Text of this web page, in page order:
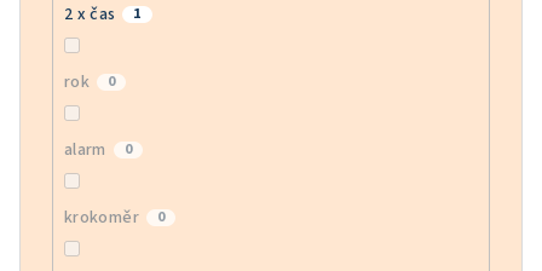
2 x čas 1
rok 0
alarm 0
krokoměr 0